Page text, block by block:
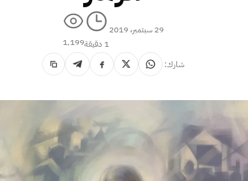
29 سبتمبر، 2019
1 دقيقة
1٬199
شارك: